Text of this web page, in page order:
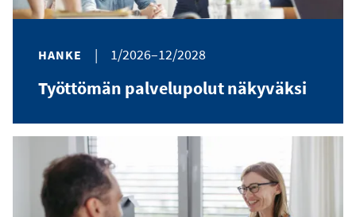
HANKE | 1/2026–12/2028
Työttömän palvelupolut näkyväksi